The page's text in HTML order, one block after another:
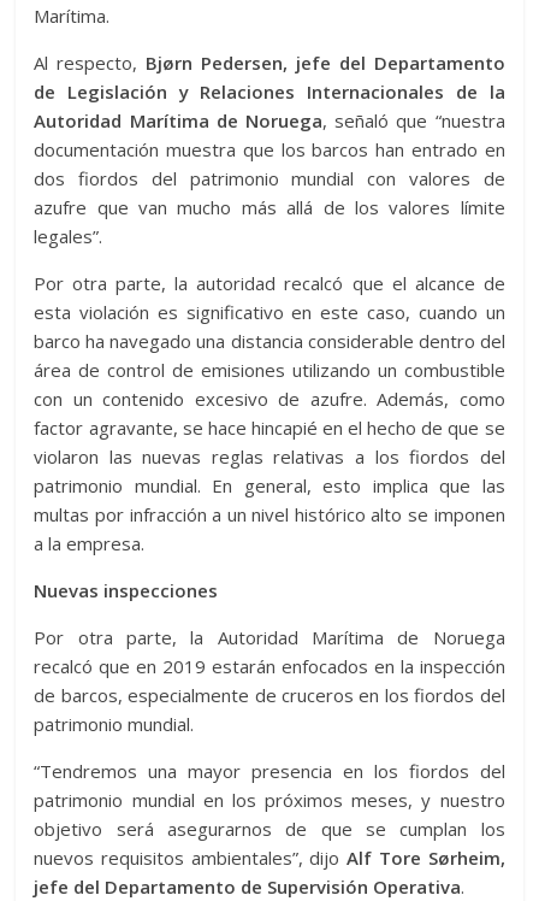
Marítima.
Al respecto, Bjørn Pedersen, jefe del Departamento
de Legislación y Relaciones Internacionales de la
Autoridad Marítima de Noruega, señaló que “nuestra
documentación muestra que los barcos han entrado en
dos fiordos del patrimonio mundial con valores de
azufre que van mucho más allá de los valores límite
legales”.
Por otra parte, la autoridad recalcó que el alcance de
esta violación es significativo en este caso, cuando un
barco ha navegado una distancia considerable dentro del
área de control de emisiones utilizando un combustible
con un contenido excesivo de azufre. Además, como
factor agravante, se hace hincapié en el hecho de que se
violaron las nuevas reglas relativas a los fiordos del
patrimonio mundial. En general, esto implica que las
multas por infracción a un nivel histórico alto se imponen
a la empresa.
Nuevas inspecciones
Por otra parte, la Autoridad Marítima de Noruega
recalcó que en 2019 estarán enfocados en la inspección
de barcos, especialmente de cruceros en los fiordos del
patrimonio mundial.
“Tendremos una mayor presencia en los fiordos del
patrimonio mundial en los próximos meses, y nuestro
objetivo será asegurarnos de que se cumplan los
nuevos requisitos ambientales”, dijoAlf Tore Sørheim,
jefe del Departamento de Supervisión Operativa.